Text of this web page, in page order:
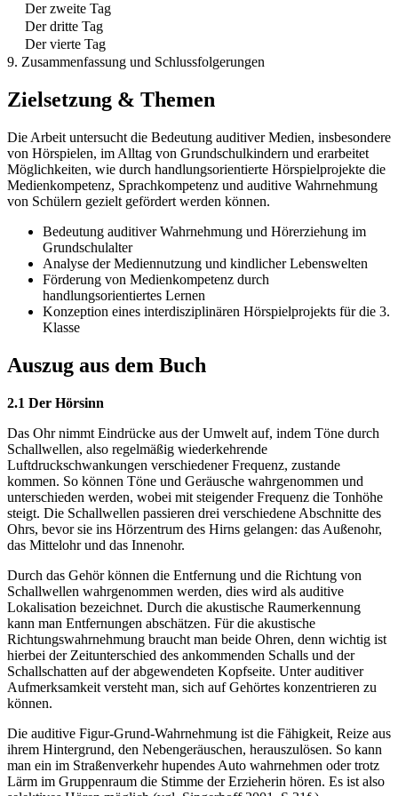
Der zweite Tag
Der dritte Tag
Der vierte Tag
9. Zusammenfassung und Schlussfolgerungen
Zielsetzung & Themen
Die Arbeit untersucht die Bedeutung auditiver Medien, insbesondere
von Hörspielen, im Alltag von Grundschulkindern und erarbeitet
Möglichkeiten, wie durch handlungsorientierte Hörspielprojekte die
Medienkompetenz, Sprachkompetenz und auditive Wahrnehmung
von Schülern gezielt gefördert werden können.
Bedeutung auditiver Wahrnehmung und Hörerziehung im
Grundschulalter
Analyse der Mediennutzung und kindlicher Lebenswelten
Förderung von Medienkompetenz durch
handlungsorientiertes Lernen
Konzeption eines interdisziplinären Hörspielprojekts für die 3.
Klasse
Auszug aus dem Buch
2.1 Der Hörsinn
Das Ohr nimmt Eindrücke aus der Umwelt auf, indem Töne durch
Schallwellen, also regelmäßig wiederkehrende
Luftdruckschwankungen verschiedener Frequenz, zustande
kommen. So können Töne und Geräusche wahrgenommen und
unterschieden werden, wobei mit steigender Frequenz die Tonhöhe
steigt. Die Schallwellen passieren drei verschiedene Abschnitte des
Ohrs, bevor sie ins Hörzentrum des Hirns gelangen: das Außenohr,
das Mittelohr und das Innenohr.
Durch das Gehör können die Entfernung und die Richtung von
Schallwellen wahrgenommen werden, dies wird als auditive
Lokalisation bezeichnet. Durch die akustische Raumerkennung
kann man Entfernungen abschätzen. Für die akustische
Richtungswahrnehmung braucht man beide Ohren, denn wichtig ist
hierbei der Zeitunterschied des ankommenden Schalls und der
Schallschatten auf der abgewendeten Kopfseite. Unter auditiver
Aufmerksamkeit versteht man, sich auf Gehörtes konzentrieren zu
können.
Die auditive Figur-Grund-Wahrnehmung ist die Fähigkeit, Reize aus
ihrem Hintergrund, den Nebengeräuschen, herauszulösen. So kann
man ein im Straßenverkehr hupendes Auto wahrnehmen oder trotz
Lärm im Gruppenraum die Stimme der Erzieherin hören. Es ist also